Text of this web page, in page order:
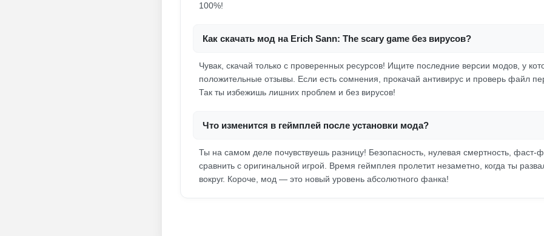
100%!
Как скачать мод на Erich Sann: The scary game без вирусов?
Чувак, скачай только с проверенных ресурсов! Ищите последние версии модов, у
положительные отзывы. Если есть сомнения, прокачай антивирус и проверь файл
Так ты избежишь лишних проблем и без вирусов!
Что изменится в геймплей после установки мода?
Ты на самом деле почувствуешь разницу! Безопасность, нулевая смертность, фаст-
сравнить с оригинальной игрой. Время геймплея пролетит незаметно, когда ты
вокруг. Короче, мод — это новый уровень абсолютного фанка!